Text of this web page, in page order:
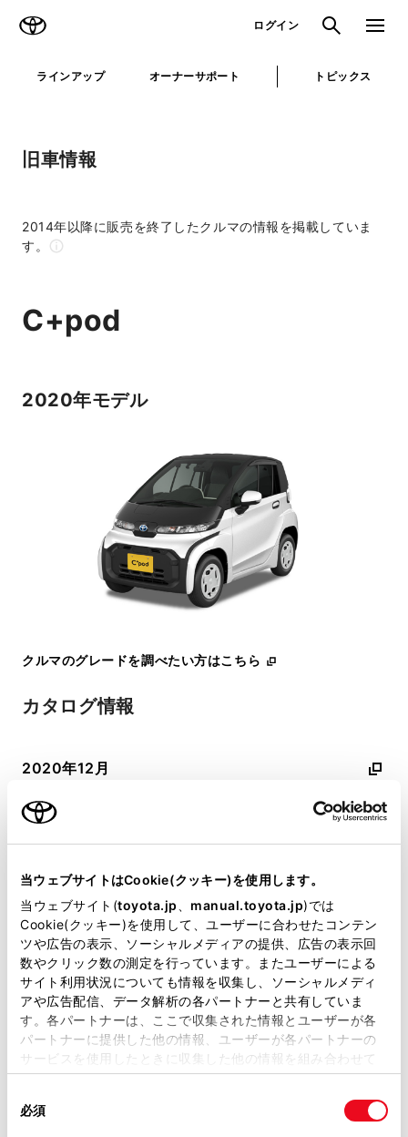
当ウェブサイトはCookie(クッキー)を使用します。
当ウェブサイト(toyota.jp manual.toyota.jp)では
Cookie(クッキー)を使用して、ユーザーに合わせたコンテン
ツや広告の表示、ソーシャルメディアの提供、広告の表示回
数やクリック数の測定を行っています。またユーザーによる
サイト利用状況についても情報を収集し、ソーシャルメディ
アや広告配信、データ解析の各パートナーと共有していま
す。各パートナーは、ここで収集された情報とユーザーが各
パートナーに提供した他の情報、ユーザーが各パートナーの
サービスを使用したときに収集した他の情報を組み合わせて
使用することがあります。当ウェブサイトの使用を続行する
必須
ログイン 検索 メニュ
ラインアップ オーナーサポート トピックス
旧車情報
2014年以降に販売を終了したクルマの情報を掲載していま
す。
C+pod
2020年モデル
クルマのグレードを調べたい方はこちら
カタログ情報
2020年12月
オーナーサポート情報
取扱説明書 アフターサ